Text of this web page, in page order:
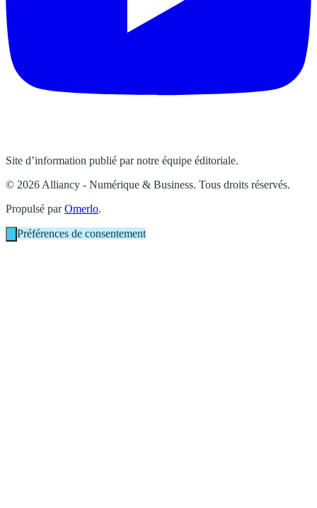
Site d’information publié par notre équipe éditoriale.
© 2026 Alliancy - Numérique & Business. Tous droits réservés.
Propulsé parOmerlo.
Préférences de consentement